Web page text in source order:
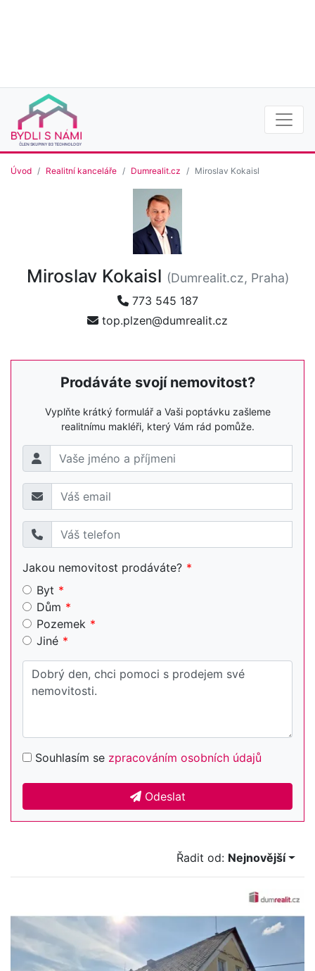
Úvod Realitní kanceláře Dumrealit.cz Miroslav Kokaisl
Miroslav Kokaisl (Dumrealit.cz, Praha)
773 545 187
top.plzen@dumrealit.cz
Prodáváte svojí nemovitost?
Vyplňte krátký formulář a Vaši poptávku zašleme
realitnímu makléři, který Vám rád pomůže.
Jakou nemovitost prodáváte?
Byt
Dům
Pozemek
Jiné
Souhlasím se zpracováním osobních údajů
Odeslat
Řadit od: Nejnovější